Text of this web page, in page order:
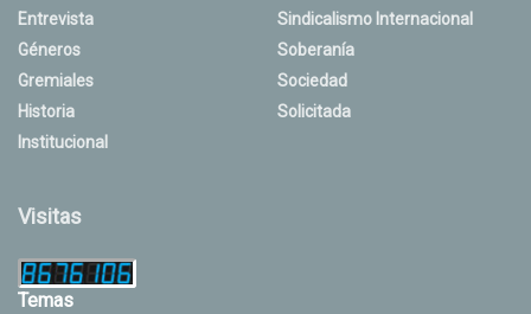
Entrevista
Géneros
Gremiales
Historia
Institucional
Sindicalismo Internacional
Soberanía
Sociedad
Solicitada
Visitas
Temas